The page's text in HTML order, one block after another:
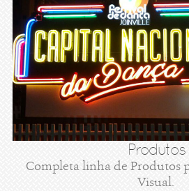
Produtos
Completa linha de Produtos
Visual.